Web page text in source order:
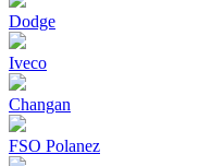
Dodge
Iveco
Changan
FSO Polanez